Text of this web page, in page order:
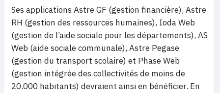
Ses applications Astre GF (gestion financière), Astre
RH (gestion des ressources humaines), Ioda Web
(gestion de l’aide sociale pour les départements), AS
Web (aide sociale communale), Astre Pegase
(gestion du transport scolaire) et Phase Web
(gestion intégrée des collectivités de moins de
20.000 habitants) devraient ainsi en bénéficier. En